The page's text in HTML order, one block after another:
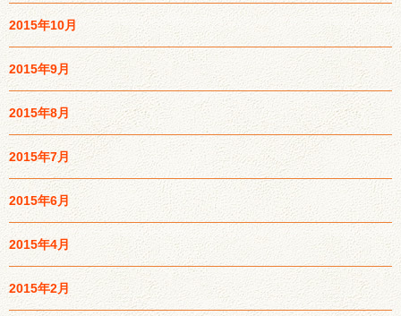
2015年10月
2015年9月
2015年8月
2015年7月
2015年6月
2015年4月
2015年2月